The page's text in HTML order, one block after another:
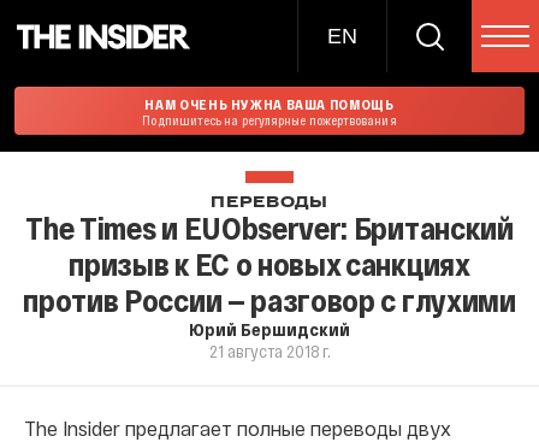
EN
НАМ ОЧЕНЬ НУЖНА ВАША ПОМОЩЬ
Подпишитесь на регулярные пожертвования
ПЕРЕВОДЫ
The Times и EUObserver: Британский
призыв к ЕС о новых санкциях
против России — разговор с глухими
Юрий Бершидский
21 августа 2018 г.
The Insider предлагает полные переводы двух